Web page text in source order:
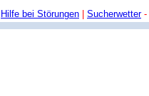
Hilfe bei Störungen Sucherwetter-